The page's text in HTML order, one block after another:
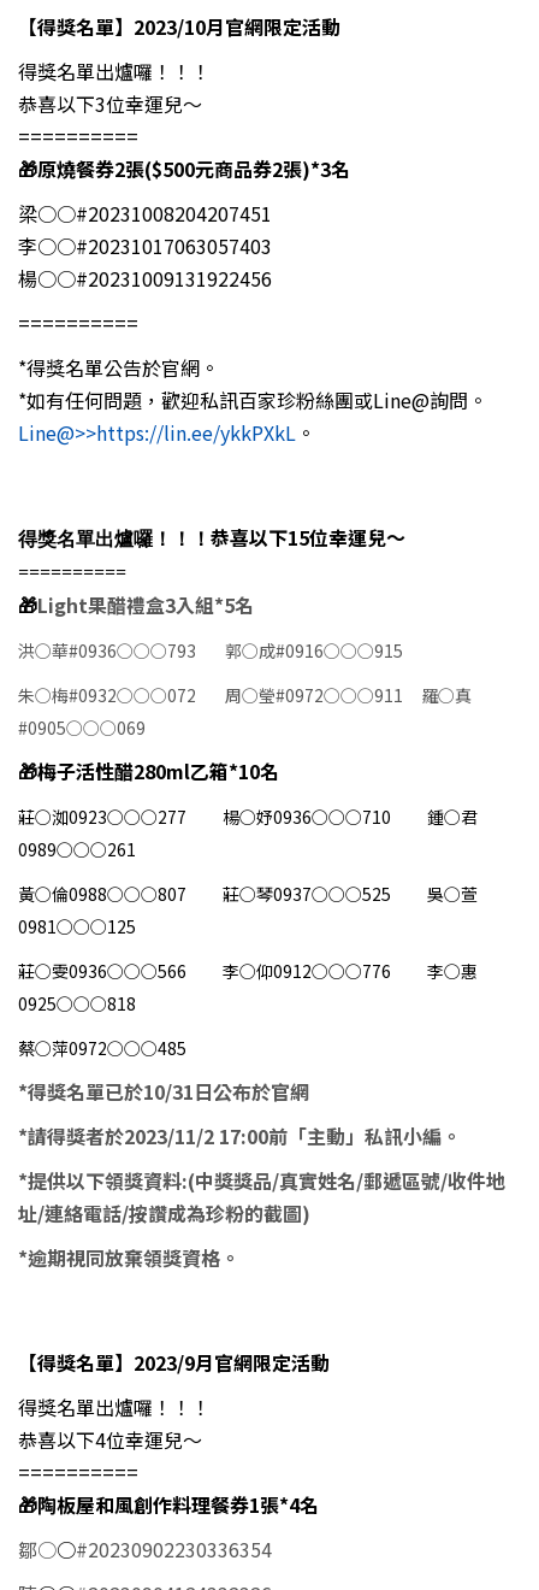
【得獎名單】 2023/10月官網限定活動
得獎名單出爐囉！！！
恭喜以下3位幸運兒～
==========
🎁原燒餐券2張($500元商品券2張)*3名
梁○○#20231008204207451
李○○#20231017063057403
楊○○#20231009131922456
==========
*得獎名單公告於官網。
*如有任何問題，歡迎私訊百家珍粉絲團或Line@詢問。
Line@>>https://lin.ee/ykkPXkL 。
得獎名單出爐囉！！！ 恭喜以下15位幸運兒～
==========
🎁Light果醋禮盒3入組*5名
洪○華#0936○○○793 郭○成#0916○○○915
朱○梅#0932○○○072 周○瑩#0972○○○911 羅○真
#0905○○○069
🎁梅子活性醋280ml乙箱*10名
莊○洳0923○○○277 楊○妤0936○○○710 鍾○君
0989○○○261
黃○倫0988○○○807 莊○琴0937○○○525 吳○萱
0981○○○125
莊○雯0936○○○566 李○仰0912○○○776 李○惠
0925○○○818
蔡○萍0972○○○485
*得獎名單已於10/31日公布於官網
*請得獎者於2023/11/2 17:00前「主動」私訊小編。
*提供以下領獎資料:(中獎獎品/真實姓名/郵遞區號/收件地
址/連絡電話/按讚成為珍粉的截圖)
*逾期視同放棄領獎資格。
【得獎名單】 2023/9月官網限定活動
得獎名單出爐囉！！！
恭喜以下4位幸運兒～
==========
🎁陶板屋和風創作料理餐券1張*4名
鄒○○#20230902230336354